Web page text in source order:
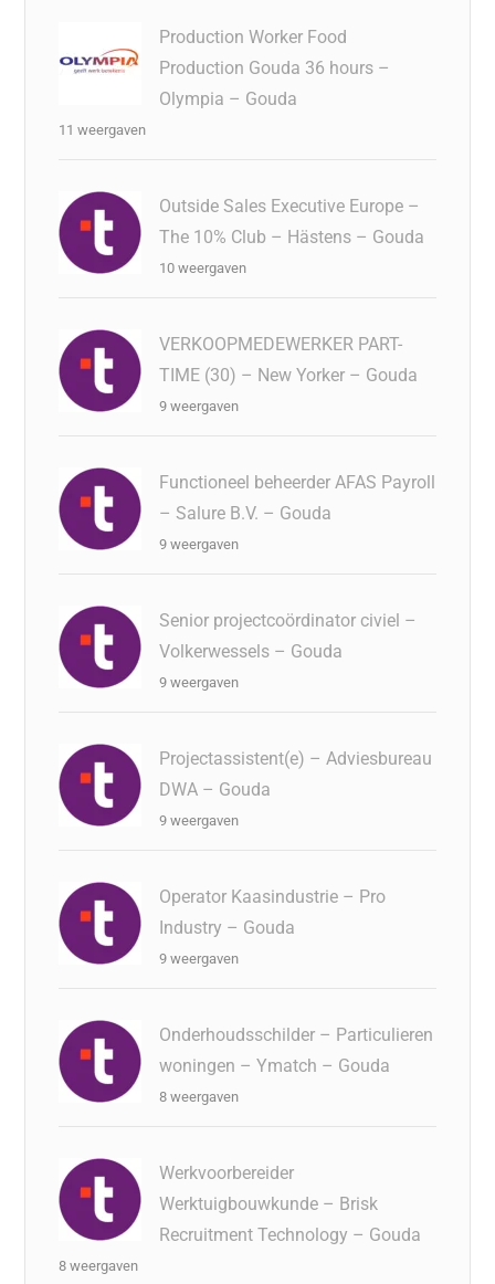
Production Worker Food
Production Gouda 36 hours –
Olympia – Gouda
11 weergaven
Outside Sales Executive Europe –
The 10% Club – Hästens – Gouda
10 weergaven
VERKOOPMEDEWERKER PART-
TIME (30) – New Yorker – Gouda
9 weergaven
Functioneel beheerder AFAS Payroll
– Salure B.V. – Gouda
9 weergaven
Senior projectcoördinator civiel –
Volkerwessels – Gouda
9 weergaven
Projectassistent(e) – Adviesbureau
DWA – Gouda
9 weergaven
Operator Kaasindustrie – Pro
Industry – Gouda
9 weergaven
Onderhoudsschilder – Particulieren
woningen – Ymatch – Gouda
8 weergaven
Werkvoorbereider
Werktuigbouwkunde – Brisk
Recruitment Technology – Gouda
8 weergaven